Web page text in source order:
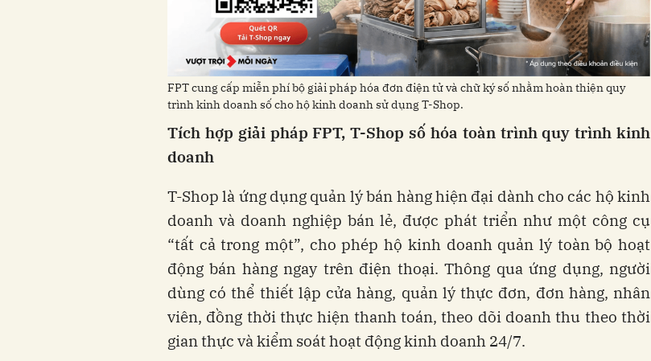
FPT cung cấp miễn phí bộ giải pháp hóa đơn điện tử và chữ ký số nhằm hoàn thiện quy
trình kinh doanh số cho hộ kinh doanh sử dụng T-Shop.
Tích hợp giải pháp FPT, T-Shop số hóa toàn trình quy trình kinh
doanh
T-Shop là ứng dụng quản lý bán hàng hiện đại dành cho các hộ kinh
doanh và doanh nghiệp bán lẻ, được phát triển như một công cụ
“tất cả trong một”, cho phép hộ kinh doanh quản lý toàn bộ hoạt
động bán hàng ngay trên điện thoại. Thông qua ứng dụng, người
dùng có thể thiết lập cửa hàng, quản lý thực đơn, đơn hàng, nhân
viên, đồng thời thực hiện thanh toán, theo dõi doanh thu theo thời
gian thực và kiểm soát hoạt động kinh doanh 24/7.